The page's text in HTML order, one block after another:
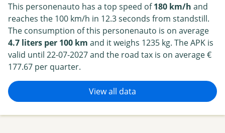
This personenauto has a top speed of180 km/h and
reaches the 100 km/h in 12.3 seconds from standstill.
The consumption of this personenauto is on average
4.7 liters per 100 km and it weighs 1235 kg. The APK is
valid until 22-07-2027 and the road tax is on average €
177.67 per quarter.
View all data